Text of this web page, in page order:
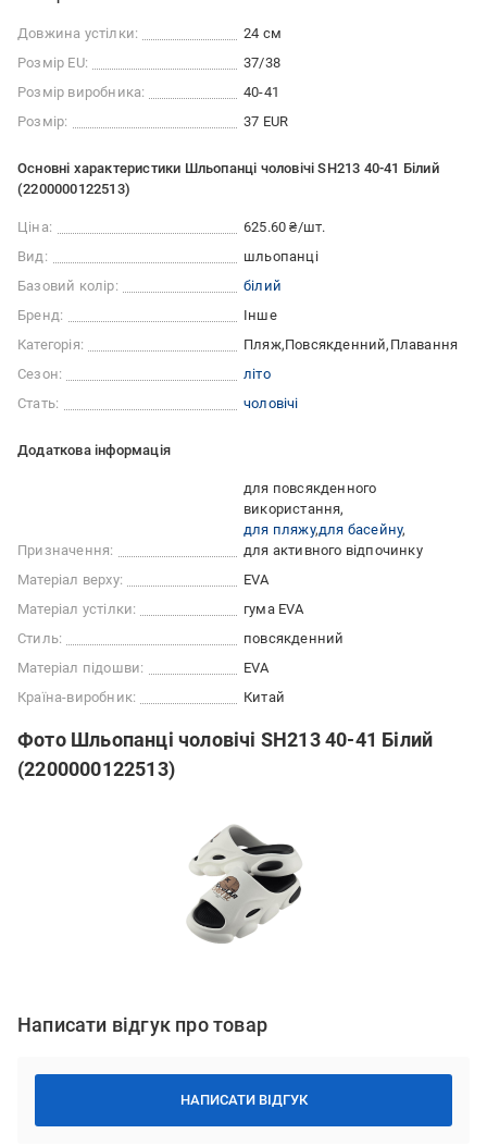
Довжина устілки:
24 см
Розмір EU:
37/38
Розмір виробника:
40-41
Розмір:
37 EUR
Основні характеристики Шльопанці чоловічі SH213 40-41 Білий
(2200000122513)
Ціна:
625.60 ₴/шт.
Вид:
шльопанці
Базовий колір:
білий
Бренд:
Інше
Категорія:
Пляж Повсякденний Плавання
Сезон:
літо
Стать:
чоловічі
Додаткова інформація
Призначення:
для повсякденного
використання
для пляжу для басейну
для активного відпочинку
Матеріал верху:
EVA
Матеріал устілки:
гума EVA
Стиль:
повсякденний
Матеріал підошви:
EVA
Країна-виробник:
Китай
Фото Шльопанці чоловічі SH213 40-41 Білий
(2200000122513)
Написати відгук про товар
НАПИСАТИ ВІДГУК